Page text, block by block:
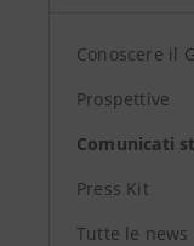
Conoscere il
Prospettive
Comunicati
Press Kit
Tutte le news